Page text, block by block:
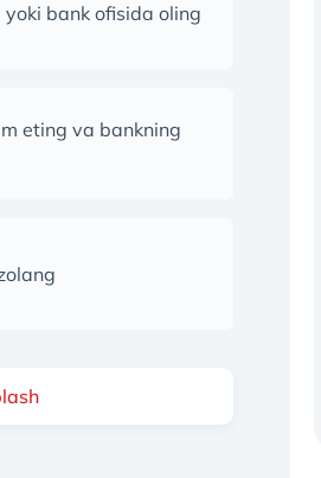
bank ofisida oling
eting va bankning